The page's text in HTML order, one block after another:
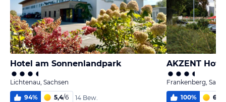
Hotel am Sonnenlandpark
Lichtenau, Sachsen
94% 5,4/6 14 Bew.
AKZENT
Frankenberg,
100% 6,0